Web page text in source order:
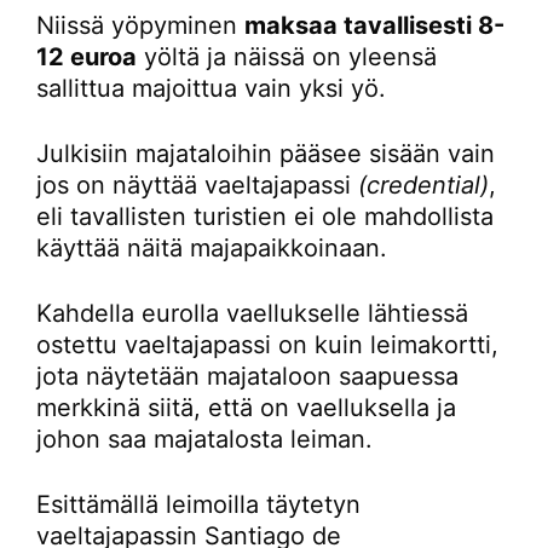
Niissä yöpyminen maksaa tavallisesti 8-
12 euroa yöltä ja näissä on yleensä
sallittua majoittua vain yksi yö.
Julkisiin majataloihin pääsee sisään vain
jos on näyttää vaeltajapassi (credential),
eli tavallisten turistien ei ole mahdollista
käyttää näitä majapaikkoinaan.
Kahdella eurolla vaellukselle lähtiessä
ostettu vaeltajapassi on kuin leimakortti,
jota näytetään majataloon saapuessa
merkkinä siitä, että on vaelluksella ja
johon saa majatalosta leiman.
Esittämällä leimoilla täytetyn
vaeltajapassin Santiago de